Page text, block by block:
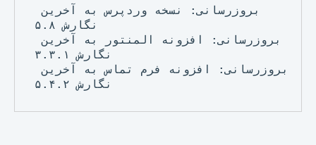
بروزرسانی: نسخه وردپرس به آخرین
نگارش ۵.۸
بروزرسانی: افزونه المنتور به آخرین
نگارش ۳.۳.۱
بروزرسانی: افزونه فرم تماس به آخرین